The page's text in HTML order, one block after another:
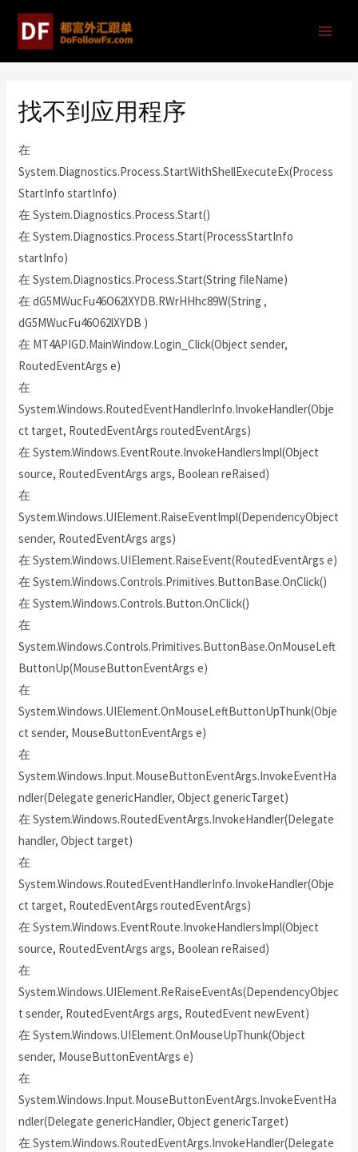
找不到应用程序
在
System.Diagnostics.Process.StartWithShellExecuteEx(Process
StartInfo startInfo)
在 System.Diagnostics.Process.Start()
在 System.Diagnostics.Process.Start(ProcessStartInfo
startInfo)
在 System.Diagnostics.Process.Start(String fileName)
在 dG5MWucFu46O62lXYDB.RWrHHhc89W(String ,
dG5MWucFu46O62lXYDB )
在 MT4APIGD.MainWindow.Login_Click(Object sender,
RoutedEventArgs e)
在
System.Windows.RoutedEventHandlerInfo.InvokeHandler(Obje
ct target, RoutedEventArgs routedEventArgs)
在 System.Windows.EventRoute.InvokeHandlersImpl(Object
source, RoutedEventArgs args, Boolean reRaised)
在
System.Windows.UIElement.RaiseEventImpl(DependencyObject
sender, RoutedEventArgs args)
在 System.Windows.UIElement.RaiseEvent(RoutedEventArgs e)
在 System.Windows.Controls.Primitives.ButtonBase.OnClick()
在 System.Windows.Controls.Button.OnClick()
在
System.Windows.Controls.Primitives.ButtonBase.OnMouseLeft
ButtonUp(MouseButtonEventArgs e)
在
System.Windows.UIElement.OnMouseLeftButtonUpThunk(Obje
ct sender, MouseButtonEventArgs e)
在
System.Windows.Input.MouseButtonEventArgs.InvokeEventHa
ndler(Delegate genericHandler, Object genericTarget)
在 System.Windows.RoutedEventArgs.InvokeHandler(Delegate
handler, Object target)
在
System.Windows.RoutedEventHandlerInfo.InvokeHandler(Obje
ct target, RoutedEventArgs routedEventArgs)
在 System.Windows.EventRoute.InvokeHandlersImpl(Object
source, RoutedEventArgs args, Boolean reRaised)
在
System.Windows.UIElement.ReRaiseEventAs(DependencyObjec
t sender, RoutedEventArgs args, RoutedEvent newEvent)
在 System.Windows.UIElement.OnMouseUpThunk(Object
sender, MouseButtonEventArgs e)
在
System.Windows.Input.MouseButtonEventArgs.InvokeEventHa
ndler(Delegate genericHandler, Object genericTarget)
在 System.Windows.RoutedEventArgs.InvokeHandler(Delegate